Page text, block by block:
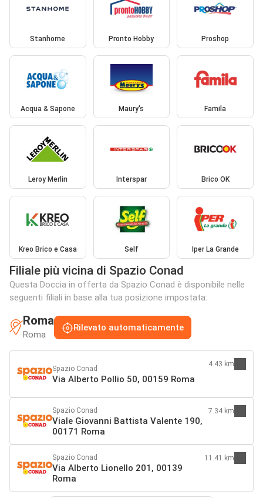
Stanhome Pronto Hobby Proshop
Acqua & Sapone Maury's Famila
Leroy Merlin Interspar Brico OK
Kreo Brico e Casa Self Iper La Grande
Filiale più vicina di Spazio Conad
Questa Doccia in offerta da Spazio Conad è disponibile nelle
seguenti filiali in base alla tua posizione impostata:
Roma
Roma
Rilevato automaticamente
Spazio Conad
Via Alberto Pollio 50, 00159 Roma
4.43 km
Spazio Conad
Viale Giovanni Battista Valente 190,
00171 Roma
7.34 km
Spazio Conad
Via Alberto Lionello 201, 00139
Roma
11.41 km